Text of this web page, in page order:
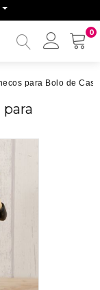
0
Minha
para Bolo de